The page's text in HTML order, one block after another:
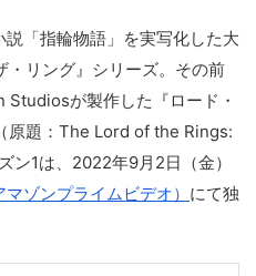
「指輪物語」を実写化した大
・リング』シリーズ。その前
Studiosが製作した『ロード・
原題：The Lord of the Rings:
1は、2022年9月2日（金）
ゾンプライムビデオ） にて独